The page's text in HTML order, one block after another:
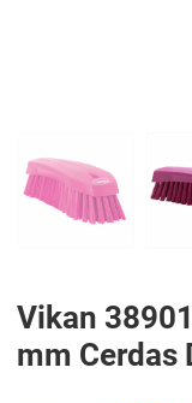
Vikan
mm Cerdas